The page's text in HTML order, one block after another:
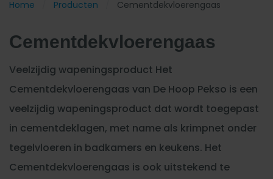
Home Producten Cementdekvloerengaas
Cementdekvloerengaas
Veelzijdig wapeningsproduct Het
Cementdekvloerengaas van De Hoop Pekso is een
veelzijdig wapeningsproduct dat wordt toegepast
in cementdeklagen, met name als krimpnet onder
tegelvloeren in badkamers en keukens. Het
Cementdekvloerengaas is ook uitstekend te